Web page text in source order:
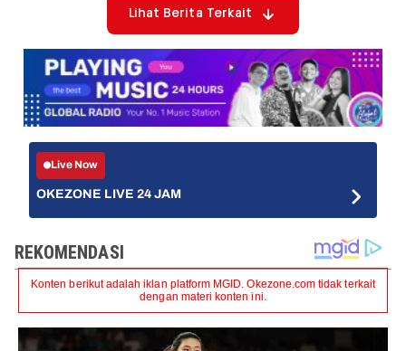
Lihat Berita Terkait
Live Now
OKEZONE LIVE 24 JAM